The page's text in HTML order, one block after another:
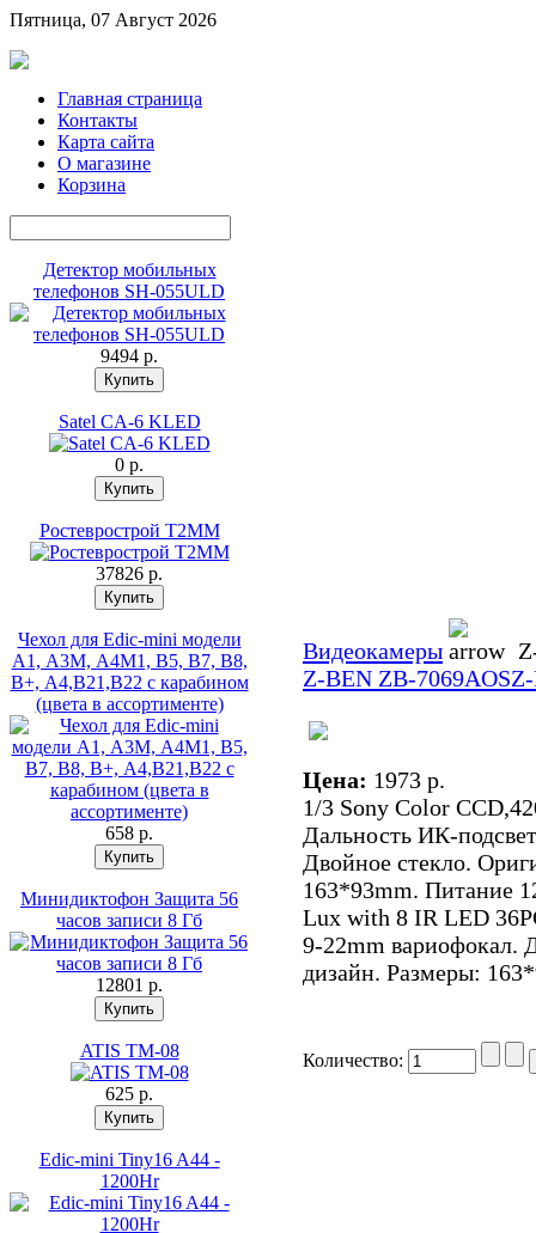
Пятница, 07 Август 2026
Главная страница
Контакты
Карта сайта
О магазине
Корзина
Детектор мобильных
телефонов SH-055ULD
9494 p.
Satel CA-6 KLED
0 p.
Ростеврострой Т2ММ
37826 p.
Чехол для Edic-mini модели
А1, А3М, А4М1, В5, В7, В8,
В+, А4,В21,В22 с карабином
(цвета в ассортименте)
658 p.
Минидиктофон Защита 56
часов записи 8 Гб
12801 p.
ATIS TM-08
625 p.
Edic-mini Tiny16 A44 -
1200Hr
Видеокамеры
Z-BEN ZB-7069AOS
Цена: 1973 p.
1/3 Sony Color
Дальность ИК-
Двойное стекло.
163*93mm. Питание
Lux with 8 IR LED
9-22mm вариофокал.
дизайн. Размеры:
Количество: